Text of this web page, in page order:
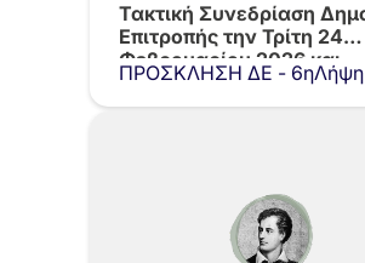
Τακτική Συνεδρίαση
Επιτροπής την Τρίτη 24
Φεβρουαρίου 2026 και…
ΠΡΟΣΚΛΗΣΗ ΔΕ - 6ηΛήψη